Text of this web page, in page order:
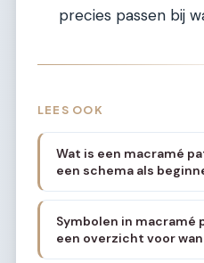
precies passen bij
LEES OOK
Wat is een macramé
een schema als
Symbolen in macramé
een overzicht voor